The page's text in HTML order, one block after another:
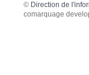
© Direction de
comarquage